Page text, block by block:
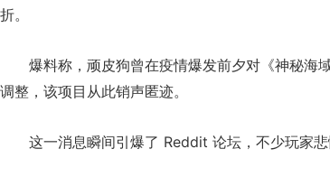
折。
爆料称，顽皮狗曾在疫情爆发前夕对《神秘海
调整，该项目从此销声匿迹。
这一消息瞬间引爆了 Reddit 论坛，不少玩家